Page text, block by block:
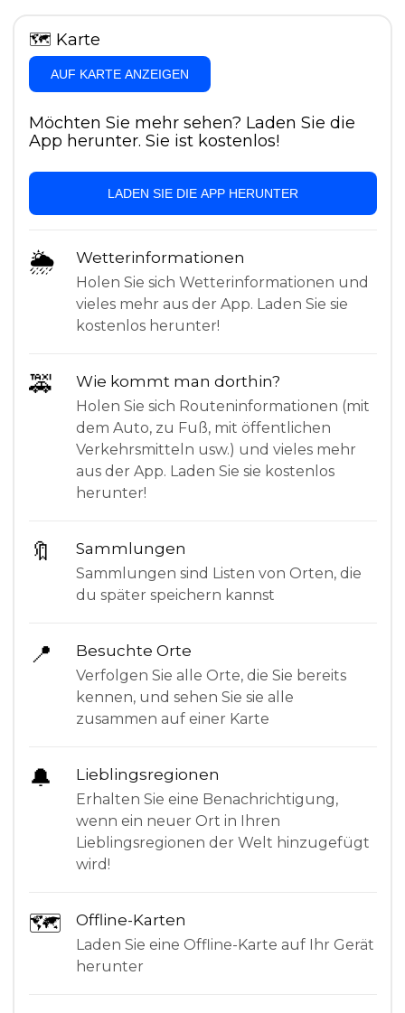
🗺 Karte
AUF KARTE ANZEIGEN
Möchten Sie mehr sehen? Laden Sie die
App herunter. Sie ist kostenlos!
LADEN SIE DIE APP HERUNTER
🌦 Wetterinformationen
Holen Sie sich Wetterinformationen und
vieles mehr aus der App. Laden Sie sie
kostenlos herunter!
🚕 Wie kommt man dorthin?
Holen Sie sich Routeninformationen (mit
dem Auto, zu Fuß, mit öffentlichen
Verkehrsmitteln usw.) und vieles mehr
aus der App. Laden Sie sie kostenlos
herunter!
🔖 Sammlungen
Sammlungen sind Listen von Orten, die
du später speichern kannst
📍 Besuchte Orte
Verfolgen Sie alle Orte, die Sie bereits
kennen, und sehen Sie sie alle
zusammen auf einer Karte
🔔 Lieblingsregionen
Erhalten Sie eine Benachrichtigung,
wenn ein neuer Ort in Ihren
Lieblingsregionen der Welt hinzugefügt
wird!
🗺 Offline-Karten
Laden Sie eine Offline-Karte auf Ihr Gerät
herunter